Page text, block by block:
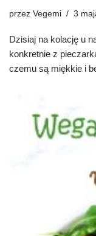
przez Vegemi 3
Dzisiaj na kolację u
konkretnie z
czemu są miękkie i